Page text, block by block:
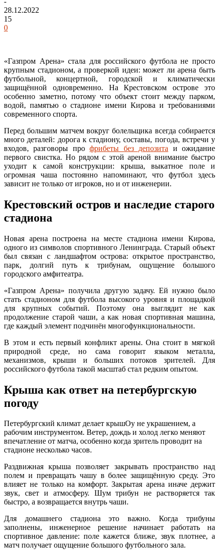
28.12.2022
15
0
«Газпром Арена» стала для российского футбола не просто
крупным стадионом, а проверкой идеи: может ли арена быть
футбольной, концертной, городской и климатически
защищённой одновременно. На Крестовском острове это
особенно заметно, потому что объект стоит между парком,
водой, памятью о стадионе имени Кирова и требованиями
современного спорта.
Перед большим матчем вокруг болельщика всегда собирается
много деталей: дорога к стадиону, составы, погода, встречи у
входов, разговоры профрибеты без депозита и ожидание
первого свистка. Но рядом с этой ареной внимание быстро
уходит к самой конструкции: крыша, выкатное поле и
огромная чаша постоянно напоминают, что футбол здесь
зависит не только от игроков, но и от инженерии.
Крестовский остров и наследие старого
стадиона
Новая арена построена на месте стадиона имени Кирова,
одного из символов спортивного Ленинграда. Старый объект
был связан с ландшафтом острова: открытое пространство,
парк, долгий путь к трибунам, ощущение большого
городского амфитеатра.
«Газпром Арена» получила другую задачу. Ей нужно было
стать стадионом для футбола высокого уровня и площадкой
для крупных событий. Поэтому она выглядит не как
продолжение старой чаши, а как новая спортивная машина,
где каждый элемент подчинён многофункциональности.
В этом и есть первый конфликт арены. Она стоит в мягкой
природной среде, но сама говорит языком металла,
механизмов, крыши и больших потоков зрителей. Для
российского футбола такой масштаб стал редким опытом.
Крыша как ответ на петербургскую
погоду
Петербургский климат делает крышОу не украшением, а
рабочим инструментом. Ветер, дождь и холод легко меняют
впечатление от матча, особенно когда зритель проводит на
стадионе несколько часов.
Раздвижная крыша позволяет закрывать пространство над
полем и превращать чашу в более защищённую среду. Это
влияет не только на комфорт. Закрытая арена иначе держит
звук, свет и атмосферу. Шум трибун не растворяется так
быстро, а возвращается внутрь чаши.
Для домашнего стадиона это важно. Когда трибуны
заполнены, инженерное решение начинает работать на
спортивное давление: поле кажется ближе, звук плотнее, а
матч получает ощущение большого футбольного зала.